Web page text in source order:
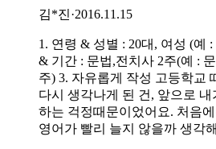
김*진·2016.11.15
1. 연령 & 성별 : 20대, 여성 (예
& 기간 : 문법,전치사 2주(예 :
주) 3. 자유롭게 작성 고등학교
다시 생각나게 된 건, 앞으로
하는 걱정때문이었어요. 처음
영어가 빨리 늘지 않을까 생각